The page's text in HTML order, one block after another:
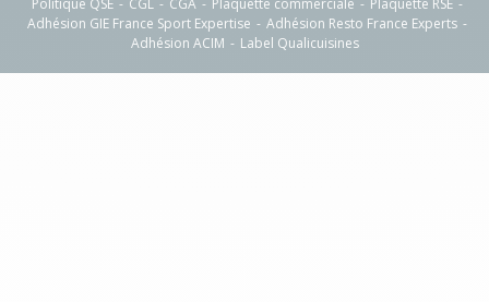
Politique QSE
CGL CGA Plaquette commerciale
Plaquette RSE
Adhésion GIE France Sport Expertise
Adhésion Resto France Experts
Adhésion ACIM
Label Qualicuisines